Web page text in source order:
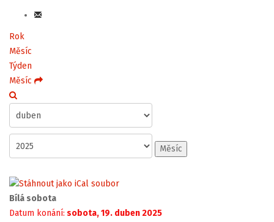
Rok
Měsíc
Týden
Měsíc
Měsíc
Bílá sobota
Datum konání: sobota, 19. duben 2025